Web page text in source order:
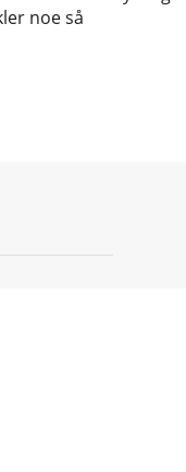
noe så